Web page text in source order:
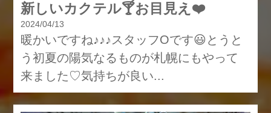
新しいカクテル🍸お目見え❤️
2024/04/13
暖かいですね♪♪♪スタッフOです😃とうと
う初夏の陽気なるものが札幌にもやって
来ました♡気持ちが良い...